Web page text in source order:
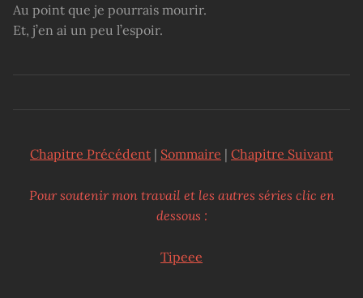
Au point que je pourrais mourir.
Et, j’en ai un peu l’espoir.
Chapitre Précédent | Sommaire | Chapitre Suivant
Pour soutenir mon travail et les autres séries clic en
dessous :
Tipeee